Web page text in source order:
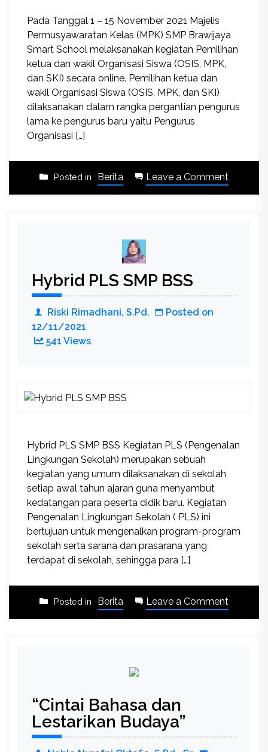
Pada Tanggal 1 – 15 November 2021 Majelis
Permusyawaratan Kelas (MPK) SMP Brawijaya
Smart School melaksanakan kegiatan Pemilihan
ketua dan wakil Organisasi Siswa (OSIS, MPK,
dan SKI) secara online. Pemilihan ketua dan
wakil Organisasi Siswa (OSIS, MPK, dan SKI)
dilaksanakan dalam rangka pergantian pengurus
lama ke pengurus baru yaitu Pengurus
Organisasi […]
Posted in Berita Leave a Comment
Hybrid PLS SMP BSS
Riski Rimadhani, S.Pd.
Posted on
12/11/2021
541 Views
Hybrid PLS SMP BSS Kegiatan PLS (Pengenalan
Lingkungan Sekolah) merupakan sebuah
kegiatan yang umum dilaksanakan di sekolah
setiap awal tahun ajaran guna menyambut
kedatangan para peserta didik baru. Kegiatan
Pengenalan Lingkungan Sekolah ( PLS) ini
bertujuan untuk mengenalkan program-program
sekolah serta sarana dan prasarana yang
terdapat di sekolah, sehingga para […]
Posted in Berita Leave a Comment
“Cintai Bahasa dan
Lestarikan Budaya”